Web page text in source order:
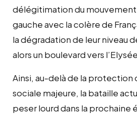
délégitimation du mouvement
gauche avec la colère de
la dégradation de leur niveau
alors un boulevard vers
Ainsi, au-delà de la protection
sociale majeure, la bataille
peser lourd dans la prochaine